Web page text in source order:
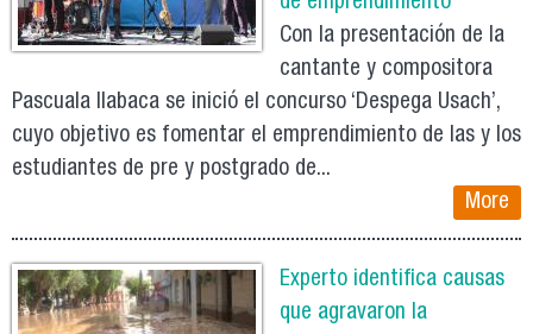
Con la presentación de la
cantante y compositora
Pascuala Ilabaca se inició el concurso ‘Despega Usach’,
cuyo objetivo es fomentar el emprendimiento de las y los
estudiantes de pre y postgrado de...
More
Experto identifica causas
que agravaron la